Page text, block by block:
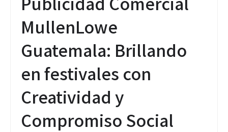
MullenLowe
Guatemala: Brillando
en festivales con
Creatividad y
Compromiso Social